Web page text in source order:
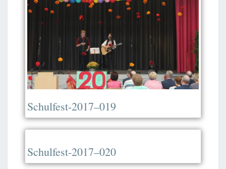
Schulfest-2017–019
Schulfest-2017–020